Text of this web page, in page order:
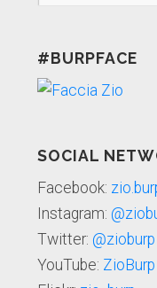
#BURPFACE
SOCIAL
Facebook:
Instagram:
Twitter: @zioburp
YouTube: ZioBurp